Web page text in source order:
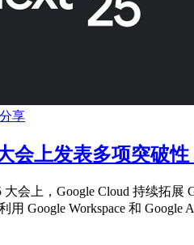
分享
会上发表多项突破
大会上，Google Cloud 持续拓
Google Workspace 和